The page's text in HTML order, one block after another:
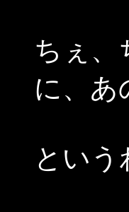
ちぇ、
に、あ
とい